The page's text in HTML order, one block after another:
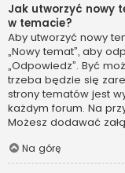
Jak utworzyć nowy
w temacie?
Aby utworzyć nowy
„Nowy temat”, aby
„Odpowiedz”. Być
trzeba będzie się
strony tematów jest
każdym forum. Na
Możesz dodawać
Na górę